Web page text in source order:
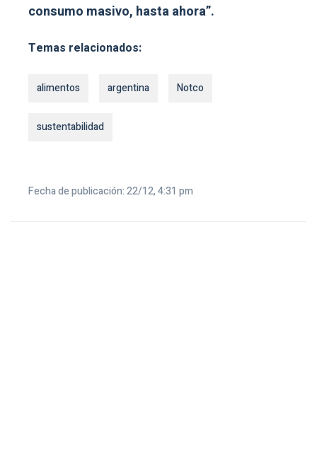
consumo masivo, hasta ahora”.
Temas relacionados:
alimentos argentina Notco
sustentabilidad
Fecha de publicación: 22/12, 4:31 pm